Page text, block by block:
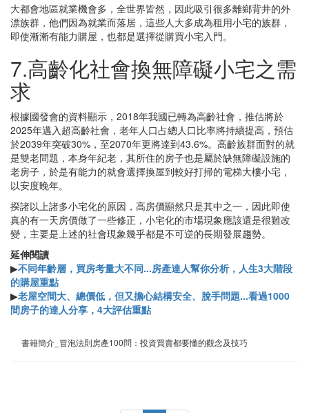
大都會地區就業機會多，全世界皆然，因此吸引很多離鄉背井的外
漂族群，他們因為就業而落居，這些人大多成為租用小宅的族群，
即使漸漸有能力購屋，也都是選擇從購買小宅入門。
7.高齡化社會換無障礙小宅之需
求
根據國發會的資料顯示，2018年我國已轉為高齡社會，推估將於
2025年邁入超高齡社會，老年人口占總人口比率將持續提高，預估
於2039年突破30%，至2070年更將達到43.6%。高齡族群面對的就
是雙老問題，本身年紀老，其所住的房子也是屬於缺無障礙設施的
老房子，於是有能力的就會選擇換屋到較好打掃的電梯大樓小宅，
以安度晚年。
揆諸以上諸多小宅化的原因，高房價顯然只是其中之一，因此即使
真的有一天房價做了一些修正，小宅化的市場現象應該還是很難改
變，主要是上述的社會現象幾乎都是不可逆的長期發展趨勢。
延伸閱讀
▶不同年齡層，買房考量大不同...房產達人幫你分析，人生3大階段
的購屋重點
▶老屋空間大、總價低，但又擔心結構安全、脫手問題...看過1000
間房子的達人分享，4大評估重點
書籍簡介_冒泡法則房產100問：投資買賣都要懂的觀念及技巧